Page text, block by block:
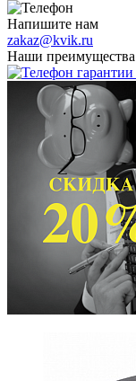
Напишите нам
zakaz@kvik.ru
Наши
гарантии